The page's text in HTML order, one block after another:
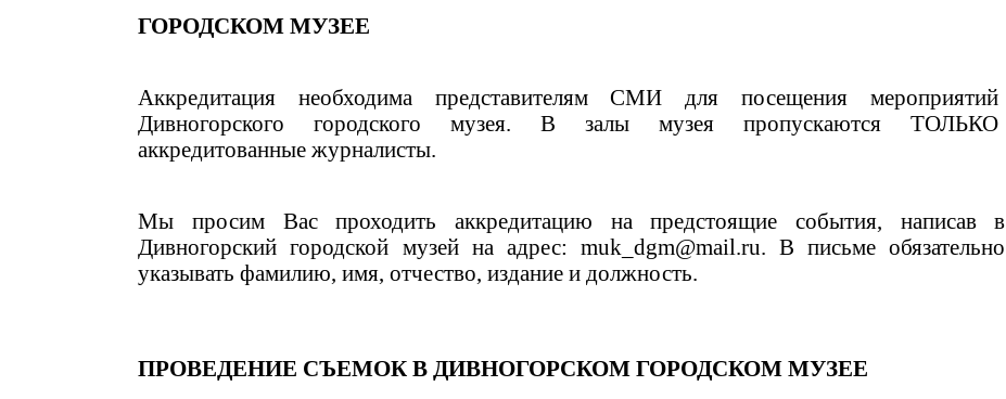
ГОРОДСКОМ МУЗЕЕ
Аккредитация необходима представителям СМИ для посещения мероприятий
Дивногорского городского музея. В залы музея пропускаются ТОЛЬКО
аккредитованные журналисты.
Мы просим Вас проходить аккредитацию на предстоящие события, написав в
Дивногорский городской музей на адрес: muk_dgm@mail.ru. В письме обязательно
указывать фамилию, имя, отчество, издание и должность.
ПРОВЕДЕНИЕ СЪЕМОК В ДИВНОГОРСКОМ ГОРОДСКОМ МУЗЕЕ